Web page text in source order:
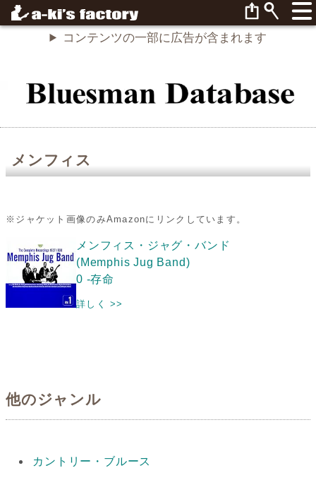
メンフィス
※ジャケット画像のみAmazonにリンクしています。
メンフィス・ジャグ・バンド
(Memphis Jug Band)
0 -存命
詳しく >>
他のジャンル
カントリー・ブルース
コンテンツの一部に広告が含まれます